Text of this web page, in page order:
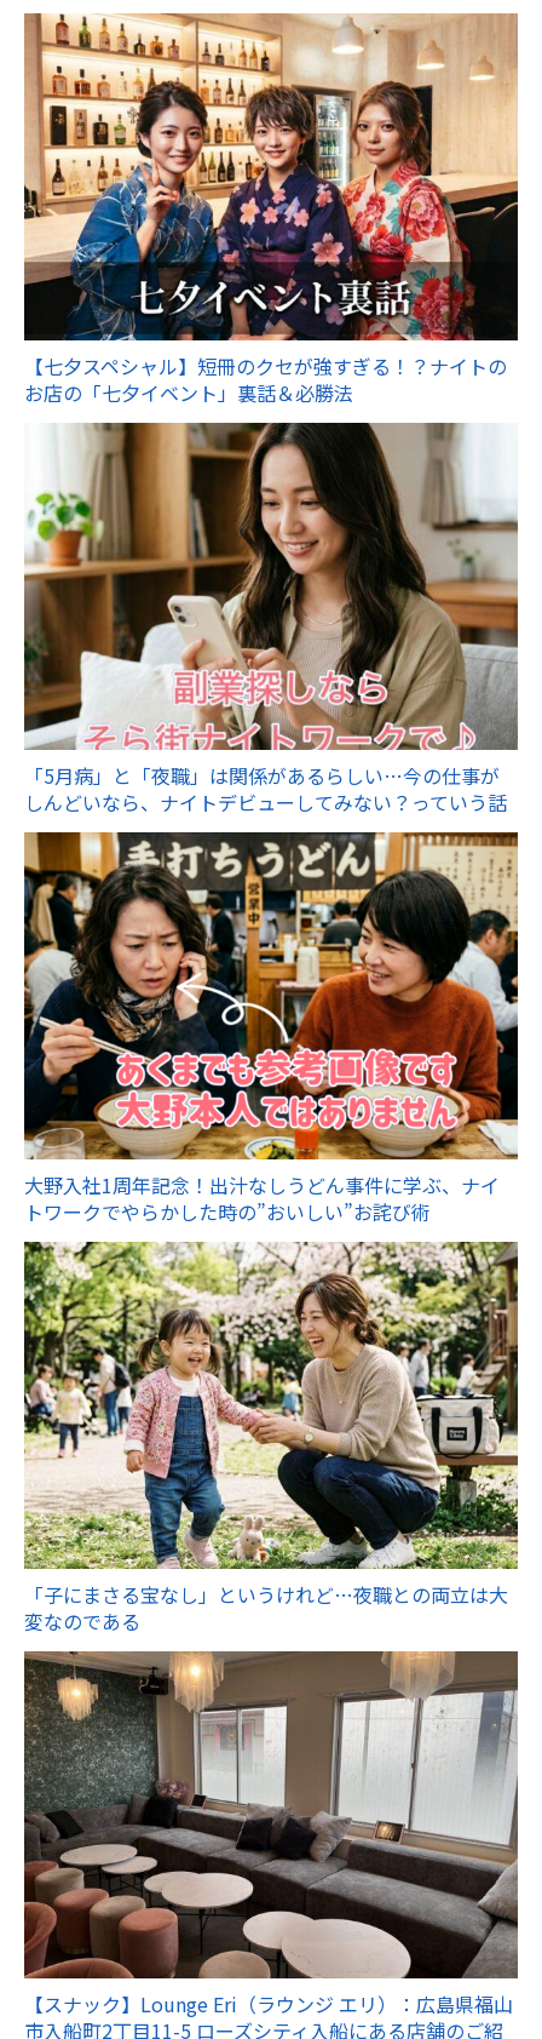
【七夕スペシャル】短冊のクセが強すぎる！？ナイトの
お店の「七夕イベント」裏話＆必勝法
「5月病」と「夜職」は関係があるらしい…今の仕事が
しんどいなら、ナイトデビューしてみない？っていう話
大野入社1周年記念！出汁なしうどん事件に学ぶ、ナイ
トワークでやらかした時の”おいしい”お詫び術
「子にまさる宝なし」というけれど…夜職との両立は大
変なのである
【スナック】Lounge Eri（ラウンジ エリ）：広島県福山
市入船町2丁目11-5 ローズシティ入船にある店舗のご紹